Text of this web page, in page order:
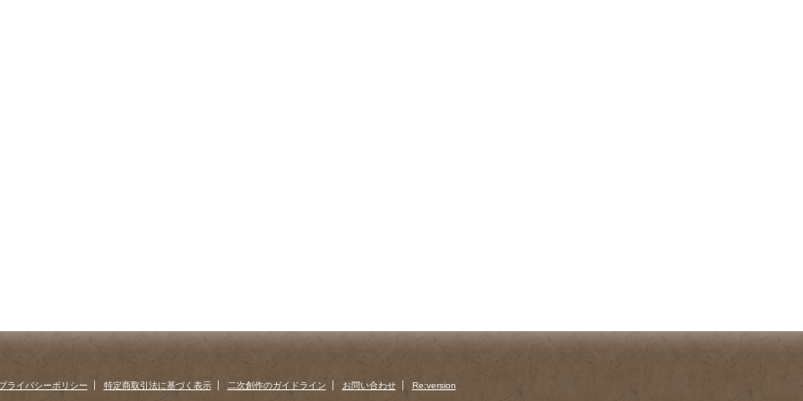
ライバシーポリシー 特定商取引法に基づく表示 二次創作のガイドライン お問い合わせ Re:version